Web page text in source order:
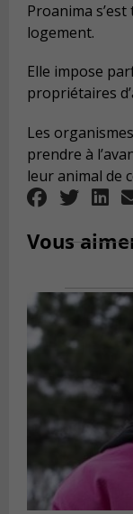
Proanima
logement.
Elle impose
propriétaires
Les
prendre à
leur animal de
Vous